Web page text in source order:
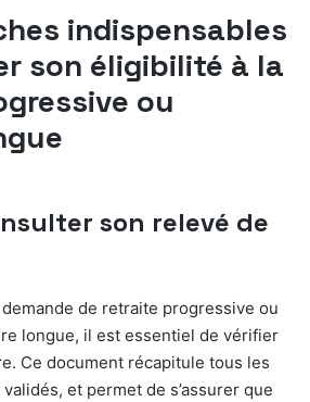
indispensables
son éligibilité à la
ou
son relevé de
demande de retraite progressive ou
longue, il est essentiel de vérifier
Ce document récapitule tous les
et permet de s’assurer que